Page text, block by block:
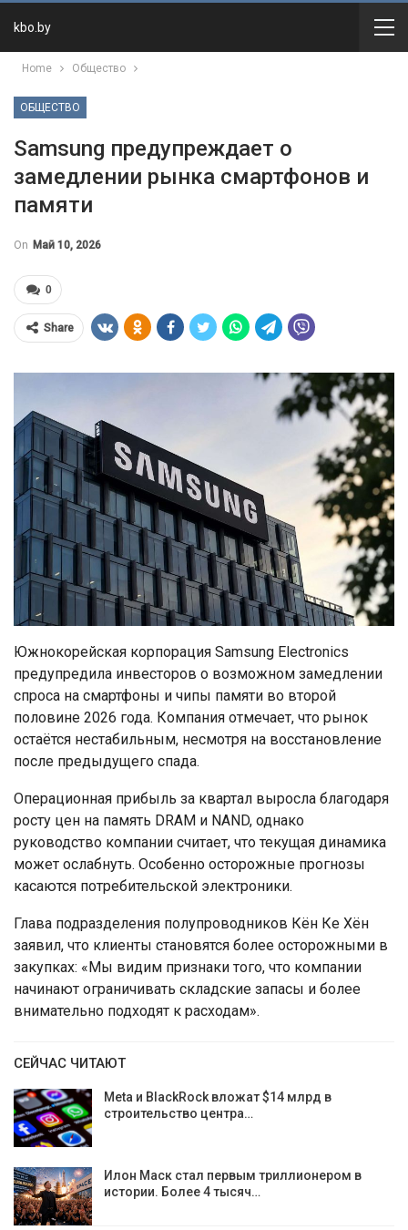
kbo.by
Home Общество
ОБЩЕСТВО
Samsung предупреждает о
замедлении рынка смартфонов и
памяти
On Май 10, 2026
0
Share
Южнокорейская корпорация Samsung Electronics
предупредила инвесторов о возможном замедлении
спроса на смартфоны и чипы памяти во второй
половине 2026 года. Компания отмечает, что рынок
остаётся нестабильным, несмотря на восстановление
после предыдущего спада.
Операционная прибыль за квартал выросла благодаря
росту цен на память DRAM и NAND, однако
руководство компании считает, что текущая динамика
может ослабнуть. Особенно осторожные прогнозы
касаются потребительской электроники.
Глава подразделения полупроводников Кён Ке Хён
заявил, что клиенты становятся более осторожными в
закупках: «Мы видим признаки того, что компании
начинают ограничивать складские запасы и более
внимательно подходят к расходам».
СЕЙЧАС ЧИТАЮТ
Meta и BlackRock вложат $14 млрд в
строительство центра…
Илон Маск стал первым триллионером в
истории. Более 4 тысяч…